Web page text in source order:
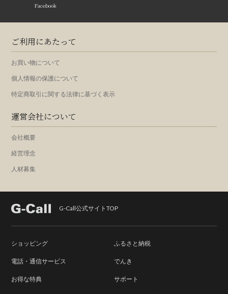
Facebook
ご利用にあたって
お買い物について
個人情報の保護について
特定商取引に関する法律に基づく表示
運営会社について
会社概要
経営理念
人材募集
G-Call公式サイトTOP
ショッピング ふるさと納税
電話・通信サービス でんき
お得な特典 サポート